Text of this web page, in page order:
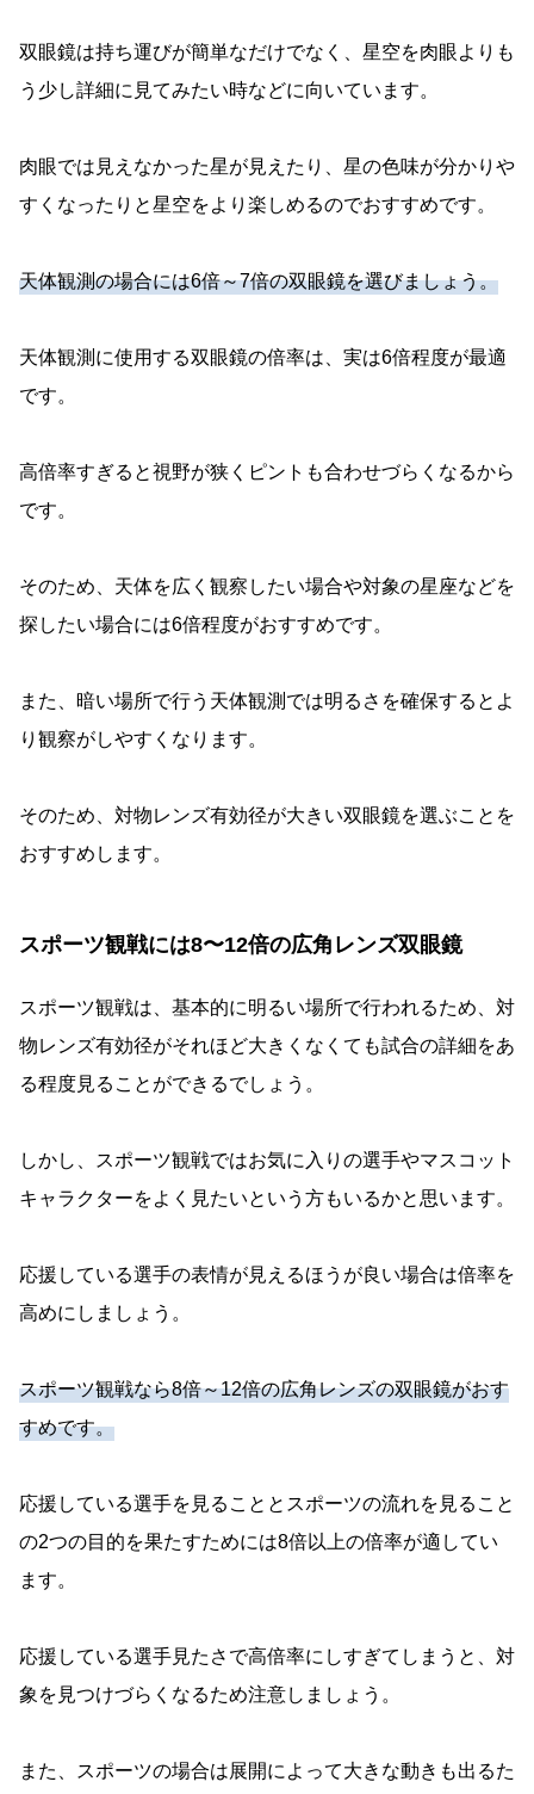
双眼鏡は持ち運びが簡単なだけでなく、星空を肉眼よりも
う少し詳細に見てみたい時などに向いています。
肉眼では見えなかった星が見えたり、星の色味が分かりや
すくなったりと星空をより楽しめるのでおすすめです。
天体観測の場合には6倍～7倍の双眼鏡を選びましょう。
天体観測に使用する双眼鏡の倍率は、実は6倍程度が最適
です。
高倍率すぎると視野が狭くピントも合わせづらくなるから
です。
そのため、天体を広く観察したい場合や対象の星座などを
探したい場合には6倍程度がおすすめです。
また、暗い場所で行う天体観測では明るさを確保するとよ
り観察がしやすくなります。
そのため、対物レンズ有効径が大きい双眼鏡を選ぶことを
おすすめします。
スポーツ観戦には8〜12倍の広角レンズ双眼鏡
スポーツ観戦は、基本的に明るい場所で行われるため、対
物レンズ有効径がそれほど大きくなくても試合の詳細をあ
る程度見ることができるでしょう。
しかし、スポーツ観戦ではお気に入りの選手やマスコット
キャラクターをよく見たいという方もいるかと思います。
応援している選手の表情が見えるほうが良い場合は倍率を
高めにしましょう。
スポーツ観戦なら8倍～12倍の広角レンズの双眼鏡がおす
すめです。
応援している選手を見ることとスポーツの流れを見ること
の2つの目的を果たすためには8倍以上の倍率が適してい
ます。
応援している選手見たさで高倍率にしすぎてしまうと、対
象を見つけづらくなるため注意しましょう。
また、スポーツの場合は展開によって大きな動きも出るた